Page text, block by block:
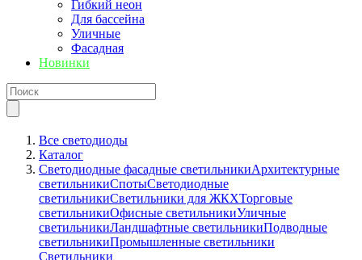
Гибкий неон
Для бассейна
Уличные
Фасадная
Новинки
Все светодиоды
Каталог
Светодиодные фасадные светильникиАрхитектурные
светильникиСпотыСветодиодные
светильникиСветильники для ЖКХТорговые
светильникиОфисные светильникиУличные
светильникиЛандшафтные светильникиПодводные
светильникиПромышленные светильники
Светильники